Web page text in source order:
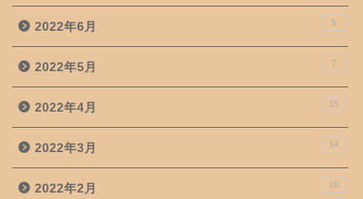
2022年6月 5
2022年5月 7
2022年4月 15
2022年3月 14
2022年2月 10